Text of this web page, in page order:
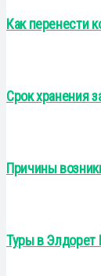
Как перенести
Срок хранения
Причины
Туры в Элдорет